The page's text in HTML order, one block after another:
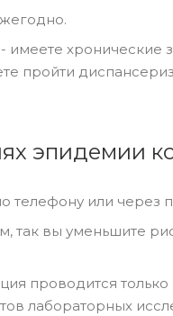
имеете хронические
пройти
эпидемии
телефону или через
так вы уменьшите
проводится только
лабораторных